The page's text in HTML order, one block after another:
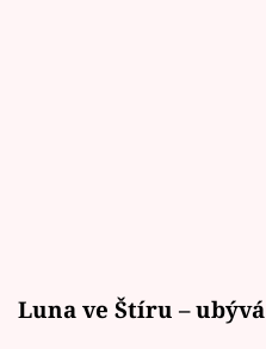
Luna ve Štíru – ubývá